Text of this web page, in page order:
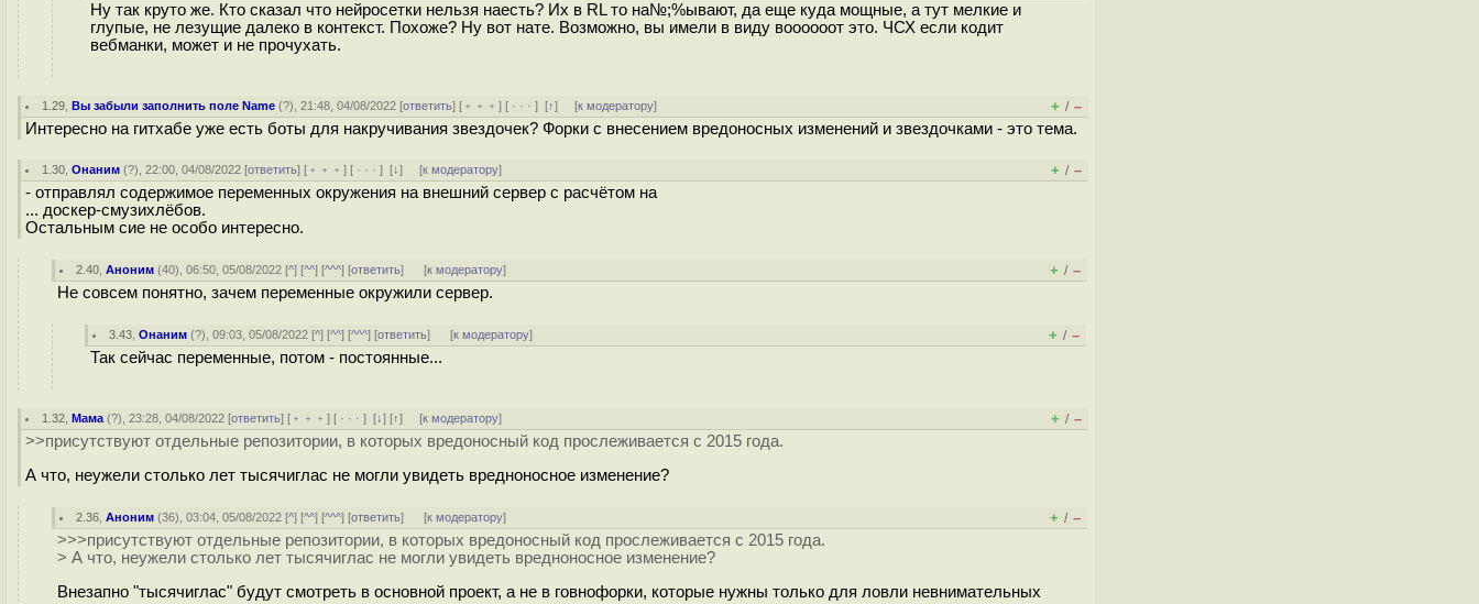
Ну так круто же. Кто сказал что нейросетки нельзя наесть? Их в RL то на№;%ывают, да еще куда мощные, а тут мелкие и
глупые, не лезущие далеко в контекст. Похоже? Ну вот нате. Возможно, вы имели в виду воооооот это. ЧСХ если кодит
вебманки, может и не прочухать.
1.29 ,Вы забыли заполнить поле Name (?), 21:48, 04/08/2022 [ответить] [ ﹢﹢﹢] [ · · ·][↑] [к модератору] + / –
Интересно на гитхабе уже есть боты для накручивания звездочек? Форки с внесением вредоносных изменений и звездочками - это тема.
1.30 ,Онаним (?), 22:00, 04/08/2022 [ответить] [ ﹢﹢﹢] [ · · ·][↓] [к модератору] + / –
- отправлял содержимое переменных окружения на внешний сервер с расчётом на
... доскер-смузихлёбов.
Остальным сие не особо интересно.
2.40 ,Аноним (40), 06:50, 05/08/2022 [^] [^^] [^^^] [ответить] [к модератору] + / –
Не совсем понятно, зачем переменные окружили сервер.
3.43 ,Онаним (?), 09:03, 05/08/2022 [^] [^^] [^^^] [ответить] [к модератору] + / –
Так сейчас переменные, потом - постоянные...
1.32 ,Мама (?), 23:28, 04/08/2022 [ответить] [ ﹢﹢﹢] [ · · ·][↓] [↑] [к модератору] + / –
>>присутствуют отдельные репозитории, в которых вредоносный код прослеживается с 2015 года.
А что, неужели столько лет тысячиглас не могли увидеть вредноносное изменение?
2.36 ,Аноним (36), 03:04, 05/08/2022 [^] [^^] [^^^] [ответить] [к модератору] + / –
>>>присутствуют отдельные репозитории, в которых вредоносный код прослеживается с 2015 года.
> А что, неужели столько лет тысячиглас не могли увидеть вредноносное изменение?
Внезапно "тысячиглас" будут смотреть в основной проект, а не в говнофорки, которые нужны только для ловли невнимательных